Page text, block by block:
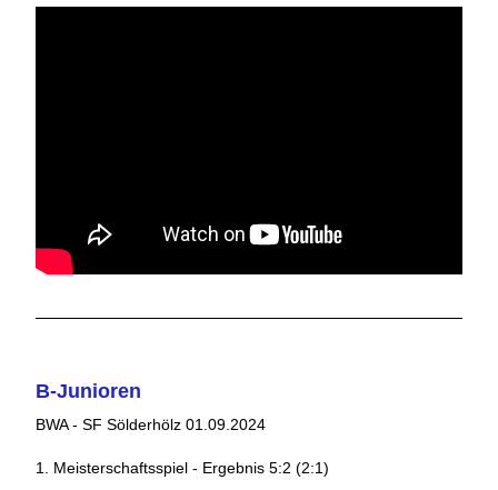
B-Junioren
BWA - SF Sölderhölz 01.09.2024
1. Meisterschaftsspiel - Ergebnis 5:2 (2:1)